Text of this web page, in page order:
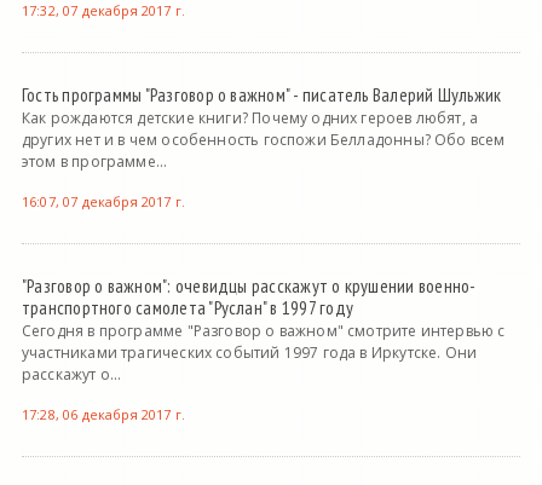
17:32, 07 декабря 2017 г.
Гость программы "Разговор о важном" - писатель Валерий Шульжик
Как рождаются детские книги? Почему одних героев любят, а
других нет и в чем особенность госпожи Белладонны? Обо всем
этом в программе...
16:07, 07 декабря 2017 г.
"Разговор о важном": очевидцы расскажут о крушении военно-
транспортного самолета "Руслан" в 1997 году
Сегодня в программе "Разговор о важном" смотрите интервью с
участниками трагических событий 1997 года в Иркутске. Они
расскажут о...
17:28, 06 декабря 2017 г.